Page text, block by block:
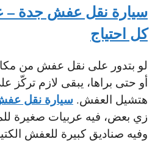
سيارة نقل عفش جدة –
كل احتياج
لو بتدور على نقل عفش من
أو حتى براها، يبقى لازم تركّز
هتشيل العفش. سيارة نقل
زي بعض، فيه عربيات صغيرة
وفيه صناديق كبيرة للعفش